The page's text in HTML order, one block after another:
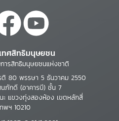
ทศสิทธิมนุษยชน
ารสิทธิมนุษยชนแห่งชาติ
ติ 80 พรรษา 5 ธันวาคม 2550
นภักดี (อาคารบี) ชั้น 7
แขวงทุ่งสองห้อง เขตหลักสี่
พฯ 10210